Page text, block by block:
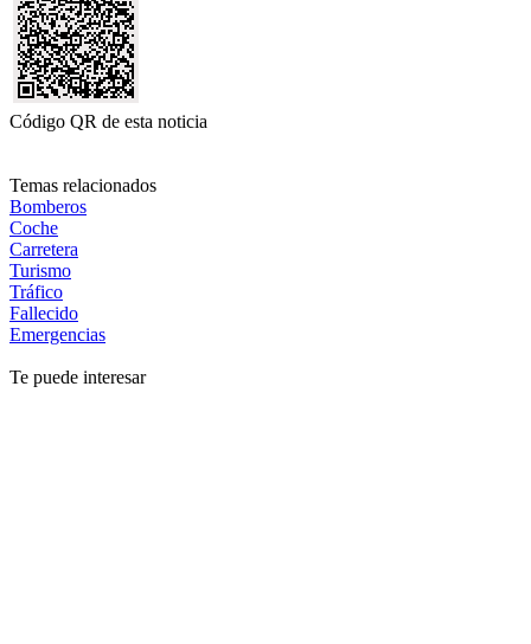
Código QR de esta noticia
Temas relacionados
Bomberos
Coche
Carretera
Turismo
Tráfico
Fallecido
Emergencias
Te puede interesar